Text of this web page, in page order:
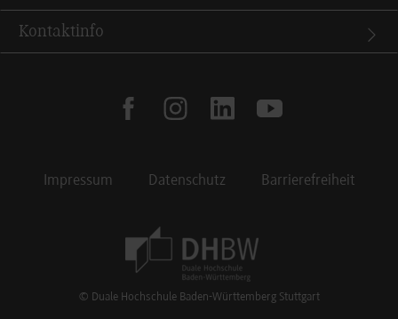
Kontaktinfo
facebookinstagramlinkedinyoutube
Impressum Datenschutz Barrierefreiheit
© Duale Hochschule Baden-Württemberg Stuttgart